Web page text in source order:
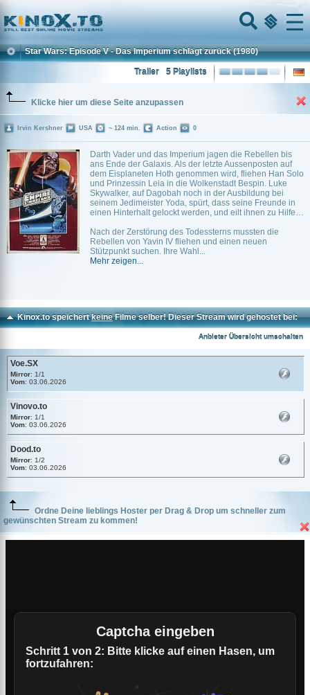
Home
Menu
Star Wars: Episode V - Das Imperium schlägt zurück (1980)
5 Playlists
Trailer
Klicke hier um diese Seite anzupassen
Darth Vader und das Imperium jagen die Rebellen bis
ans Ende der Galaxis. Als der letzte Aussenposten auf
dem Eisplaneten Hoth genommen wird, fliehen Han Solo
und Prinzessin Leia in die Wolkenstadt Bespin. Luke
Skywalker, auf Dagobah noch in der Ausbildung bei
seinem Jedimeister Yoda, spürt, dass seine Freunde in
einen Hinterhalt gelockt werden, und eilt ihnen zu Hilfe…
Nach der Zerstörung des Todessterns mussten die
Rebellen von Yavin IV fliehen und einen neuen
Stützpunkt suchen. Ihre Wahl...
Mehr zeigen...
Irvin Kershner USA ~ 124 min. Action 0
Kinox.to speichertkeineFilme selber! Dieser Stream wird gehostet bei:
Anbieter Übersicht umschalten
Voe.SX
Mirror: 1/1
Vom: 03.06.2026
Vinovo.to
Mirror: 1/1
Vom: 03.06.2026
Dood.to
Mirror: 1/2
Vom: 03.06.2026
Ordne Deine lieblings Hoster per Drag & Drop um schneller zum
gewünschten Stream zu kommen!